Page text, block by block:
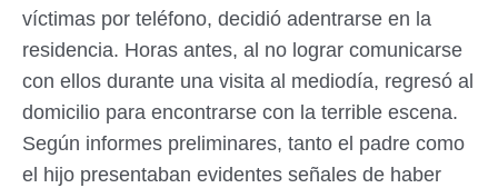
víctimas por teléfono, decidió adentrarse en la
residencia. Horas antes, al no lograr comunicarse
con ellos durante una visita al mediodía, regresó al
domicilio para encontrarse con la terrible escena.
Según informes preliminares, tanto el padre como
el hijo presentaban evidentes señales de haber